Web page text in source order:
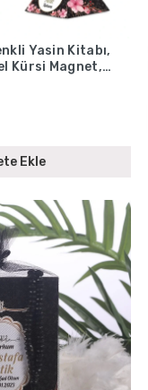
Yasin Kitabı,
Kürsi Magnet,
Hediyelikleri
Ekle